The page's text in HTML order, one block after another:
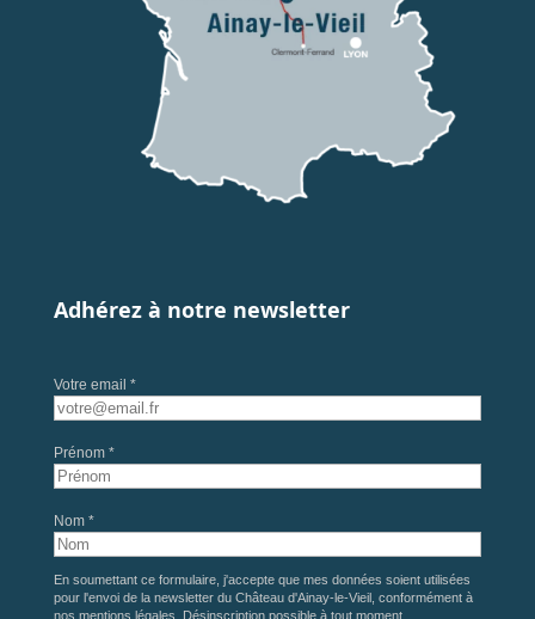
Adhérez à notre newsletter
Votre email *
Prénom *
Nom *
En soumettant ce formulaire, j'accepte que mes données soient utilisées
pour l'envoi de la newsletter du Château d'Ainay-le-Vieil, conformément à
nos mentions légales . Désinscription possible à tout moment.